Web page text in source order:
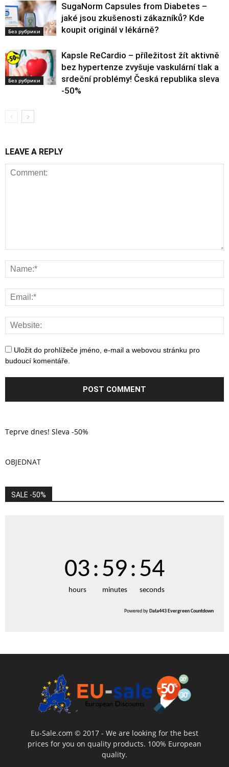
Без рубрики
SugaNorm Capsules from Diabetes –
jaké jsou zkušenosti zákazníků? Kde
koupit originál v lékárně?
Без рубрики
Kapsle ReCardio – příležitost žít aktivně
bez hypertenze zvyšuje vaskulární tlak a
srdeční problémy! Česká republika sleva
-50%
LEAVE A REPLY
Uložit do prohlížeče jméno, e-mail a webovou stránku pro
budoucí komentáře.
Teprve dnes! Sleva -50%
OBJEDNAT
SALE -50%
03
hours
:59
minutes
:52
seconds
Powered by Data443 Evergreen Countdown
Eu-Sale.com © 2017 - We are looking for the best
prices for you on quality products. 100% European
quality.